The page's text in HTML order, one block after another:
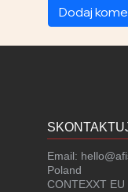
Dodaj
Email:
Poland
CONTEXXT EU